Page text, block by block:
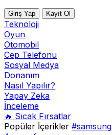
Giriş Yap Kayıt Ol
Teknoloji
Oyun
Otomobil
Cep Telefonu
Sosyal Medya
Donanım
Nasıl Yapılır?
Yapay Zeka
İnceleme
🔥 Sıcak Fırsatlar
Popüler İçerikler #samsung